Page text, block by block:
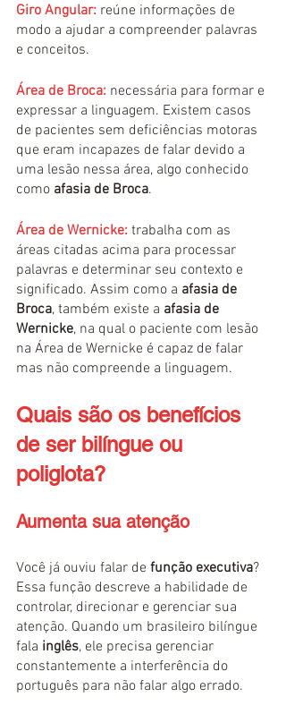
Giro Angular: reúne informações de
modo a ajudar a compreender palavras
e conceitos.
Área de Broca: necessária para formar e
expressar a linguagem. Existem casos
de pacientes sem deficiências motoras
que eram incapazes de falar devido a
uma lesão nessa área, algo conhecido
como afasia de Broca.
Área de Wernicke: trabalha com as
áreas citadas acima para processar
palavras e determinar seu contexto e
significado. Assim como a afasia de
Broca, também existe a afasia de
Wernicke, na qual o paciente com lesão
na Área de Wernicke é capaz de falar
mas não compreende a linguagem.
Quais são os benefícios
de ser bilíngue ou
poliglota?
Aumenta sua atenção
Você já ouviu falar de função executiva?
Essa função descreve a habilidade de
controlar, direcionar e gerenciar sua
atenção. Quando um brasileiro bilíngue
fala inglês, ele precisa gerenciar
constantemente a interferência do
português para não falar algo errado.